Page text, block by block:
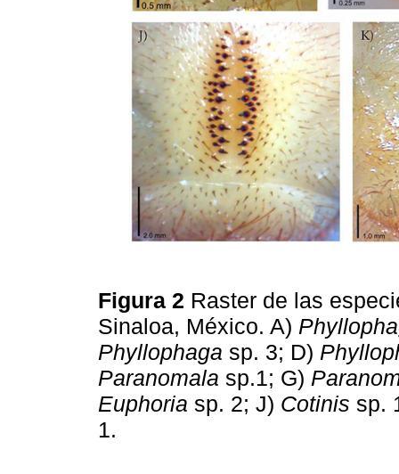
Figura 2 Raster de las
Sinaloa, México. A)
Phyllophaga sp. 3; D)
Paranomala sp.1; G)
Euphoria sp. 2; J) Cotinis sp.
1.